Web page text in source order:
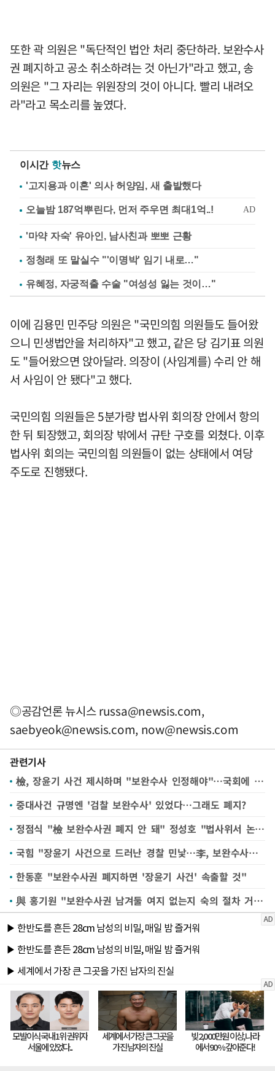
또한 곽 의원은 "독단적인 법안 처리 중단하라. 보완수사
권 폐지하고 공소 취소하려는 것 아닌가"라고 했고, 송
의원은 "그 자리는 위원장의 것이 아니다. 빨리 내려오
라"라고 목소리를 높였다.
이시간 핫뉴스
'고지용과 이혼' 의사 허양임, 새 출발했다
'마약 자숙' 유아인, 남사친과 뽀뽀 근황
정청래 또 말실수 "'이명박' 임기 내로…"
유혜정, 자궁적출 수술 "여성성 잃는 것이…"
이에 김용민 민주당 의원은 "국민의힘 의원들도 들어왔
으니 민생법안을 처리하자"고 했고, 같은 당 김기표 의원
도 "들어왔으면 앉아달라. 의장이 (사임계를) 수리 안 해
서 사임이 안 됐다"고 했다.
국민의힘 의원들은 5분가량 법사위 회의장 안에서 항의
한 뒤 퇴장했고, 회의장 밖에서 규탄 구호를 외쳤다. 이후
법사위 회의는 국민의힘 의원들이 없는 상태에서 여당
주도로 진행됐다.
◎공감언론 뉴시스russa@newsis.com,
saebyeok@newsis.com, now@newsis.com
관련기사
檢, 장윤기 사건 제시하며 "보완수사 인정해야"…국회에 의견서
중대사건 규명엔 '검찰 보완수사' 있었다…그래도 폐지?
정점식 "檢 보완수사권 폐지 안 돼" 정성호 "법사위서 논의해 달라"
국힘 "장윤기 사건으로 드러난 경찰 민낯…李, 보완수사권 폐지 중단해야"
한동훈 "보완수사권 폐지하면 '장윤기 사건' 속출할 것"
與 홍기원 "보완수사권 남겨둘 여지 없는지 숙의 절차 거쳐야"